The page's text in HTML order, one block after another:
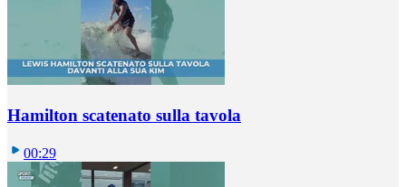
Hamilton scatenato sulla tavola
00:29